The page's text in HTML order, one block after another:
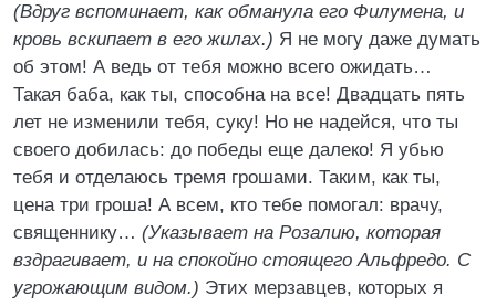
(Вдруг вспоминает, как обманула его Филумена, и
кровь вскипает в его жилах.) Я не могу даже думать
об этом! А ведь от тебя можно всего ожидать…
Такая баба, как ты, способна на все! Двадцать пять
лет не изменили тебя, суку! Но не надейся, что ты
своего добилась: до победы еще далеко! Я убью
тебя и отделаюсь тремя грошами. Таким, как ты,
цена три гроша! А всем, кто тебе помогал: врачу,
священнику… (Указывает на Розалию, которая
вздрагивает, и на спокойно стоящего Альфредо. С
угрожающим видом.) Этих мерзавцев, которых я